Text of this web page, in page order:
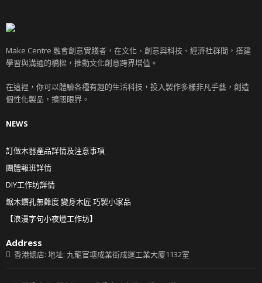
Make Centre 融會創意實踐者，在文化、創意與科技、經濟社群間，搭建
學習與溝通的橋樑，推動文化創意跨界增值。
在這裡，你可以體驗各種有趣的生活科技，投入製作多樣非凡手藝，創造
個性化製品，擴闊眼界。
NEWS
訂做木器產品詳情及注意事項
團體報班詳情
DIY工作坊詳情
鋸木鑽孔無難度 變身木匠 巧製小家品
【浪漫字句小夜燈工作坊】
Address
香港總店: 地址: 九龍官塘成業街成運工業大廈1132室